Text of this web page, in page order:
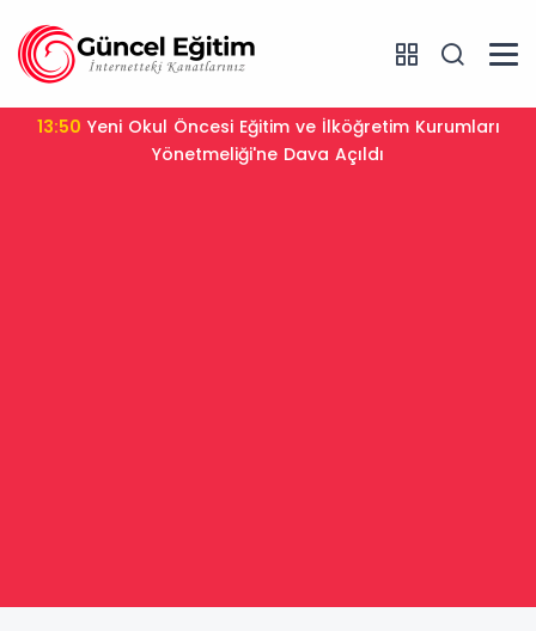
13:50
Yönetmeliği'ne Dava Açıldı